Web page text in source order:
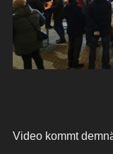
Video kommt